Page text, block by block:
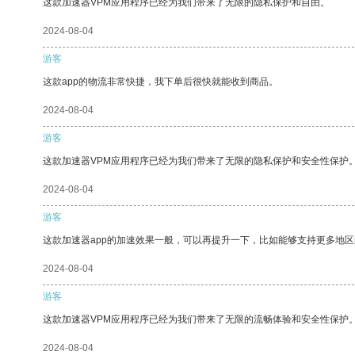
这款加速器VPM应用程序已经为我们带来了无限的隐私保护和自由。
2024-08-04
游客
这款app的物流非常快捷，我下单后很快就能收到商品。
2024-08-04
游客
这款加速器VPM应用程序已经为我们带来了无限的隐私保护和安全性保护。
2024-08-04
游客
这款加速器app的加速效果一般，可以再提升一下，比如能够支持更多地区
2024-08-04
游客
这款加速器VPM应用程序已经为我们带来了无限的流畅体验和安全性保护。
2024-08-04